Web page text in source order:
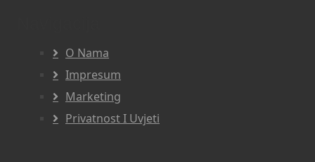
O Nama
Impresum
Marketing
Privatnost I Uvjeti